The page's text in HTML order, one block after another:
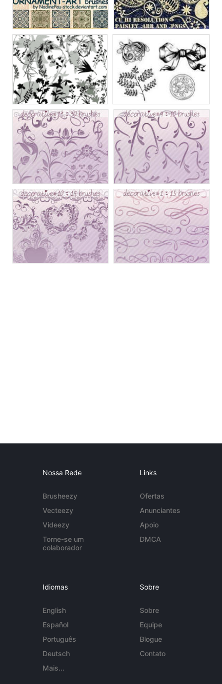
Nossa Rede
Brusheezy
Vecteezy
Videezy
Torne-se um
colaborador
Links
Ofertas
Anunciantes
Apoio
DMCA
Idiomas
English
Español
Português
Deutsch
Mais...
Sobre
Sobre
Equipe
Blogue
Contato